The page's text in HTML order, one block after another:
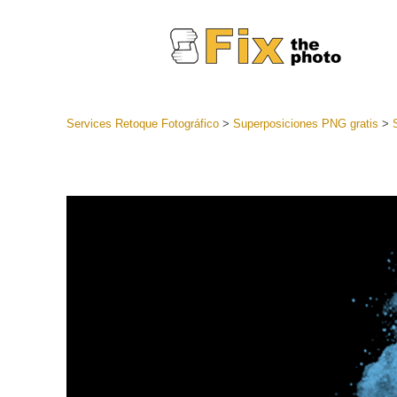
Servicios
Ajustes
mejor
Services Retoque Fotográfico> Superposiciones PNG gratis >